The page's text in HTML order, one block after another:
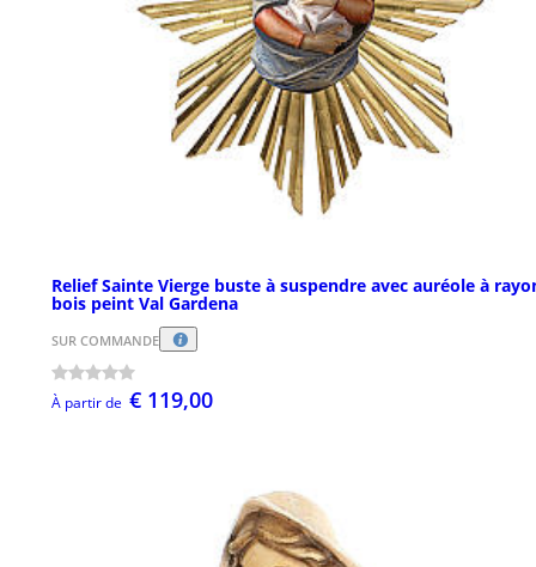
Relief Sainte Vierge buste à suspendre avec auréole à
bois peint Val Gardena
SUR COMMANDE
À partir de € 119,00